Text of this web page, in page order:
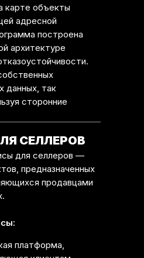
карте объекты
адресной
построена
архитектуре
данных, так
сторонние
СЕЛЛЕРОВ
для селлеров —
предназначенных
продавцами
платформа,